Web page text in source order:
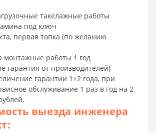
такелажные работы
под ключ
первая топка (по желанию
монтажные работы 1 год
гарантия от производителей)
гарантии 1+2 года, при
обслуживание 1 раз в год на 2
выезда инженера